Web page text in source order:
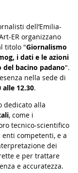
dell’Emilia-
ER organizzano
titolo "Giornalismo
i dati e le azioni
del bacino padano".
nella sede di
alle 12.30.
dedicato alla
, come i
tecnico-scientifico
competenti, e a
dei
e per trattare
e accuratezza.